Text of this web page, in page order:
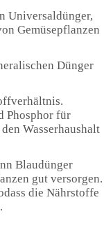
Universaldünger,
Gemüsepflanzen
Dünger
Phosphor für
Wasserhaushalt
Blaudünger
gut versorgen.
die Nährstoffe